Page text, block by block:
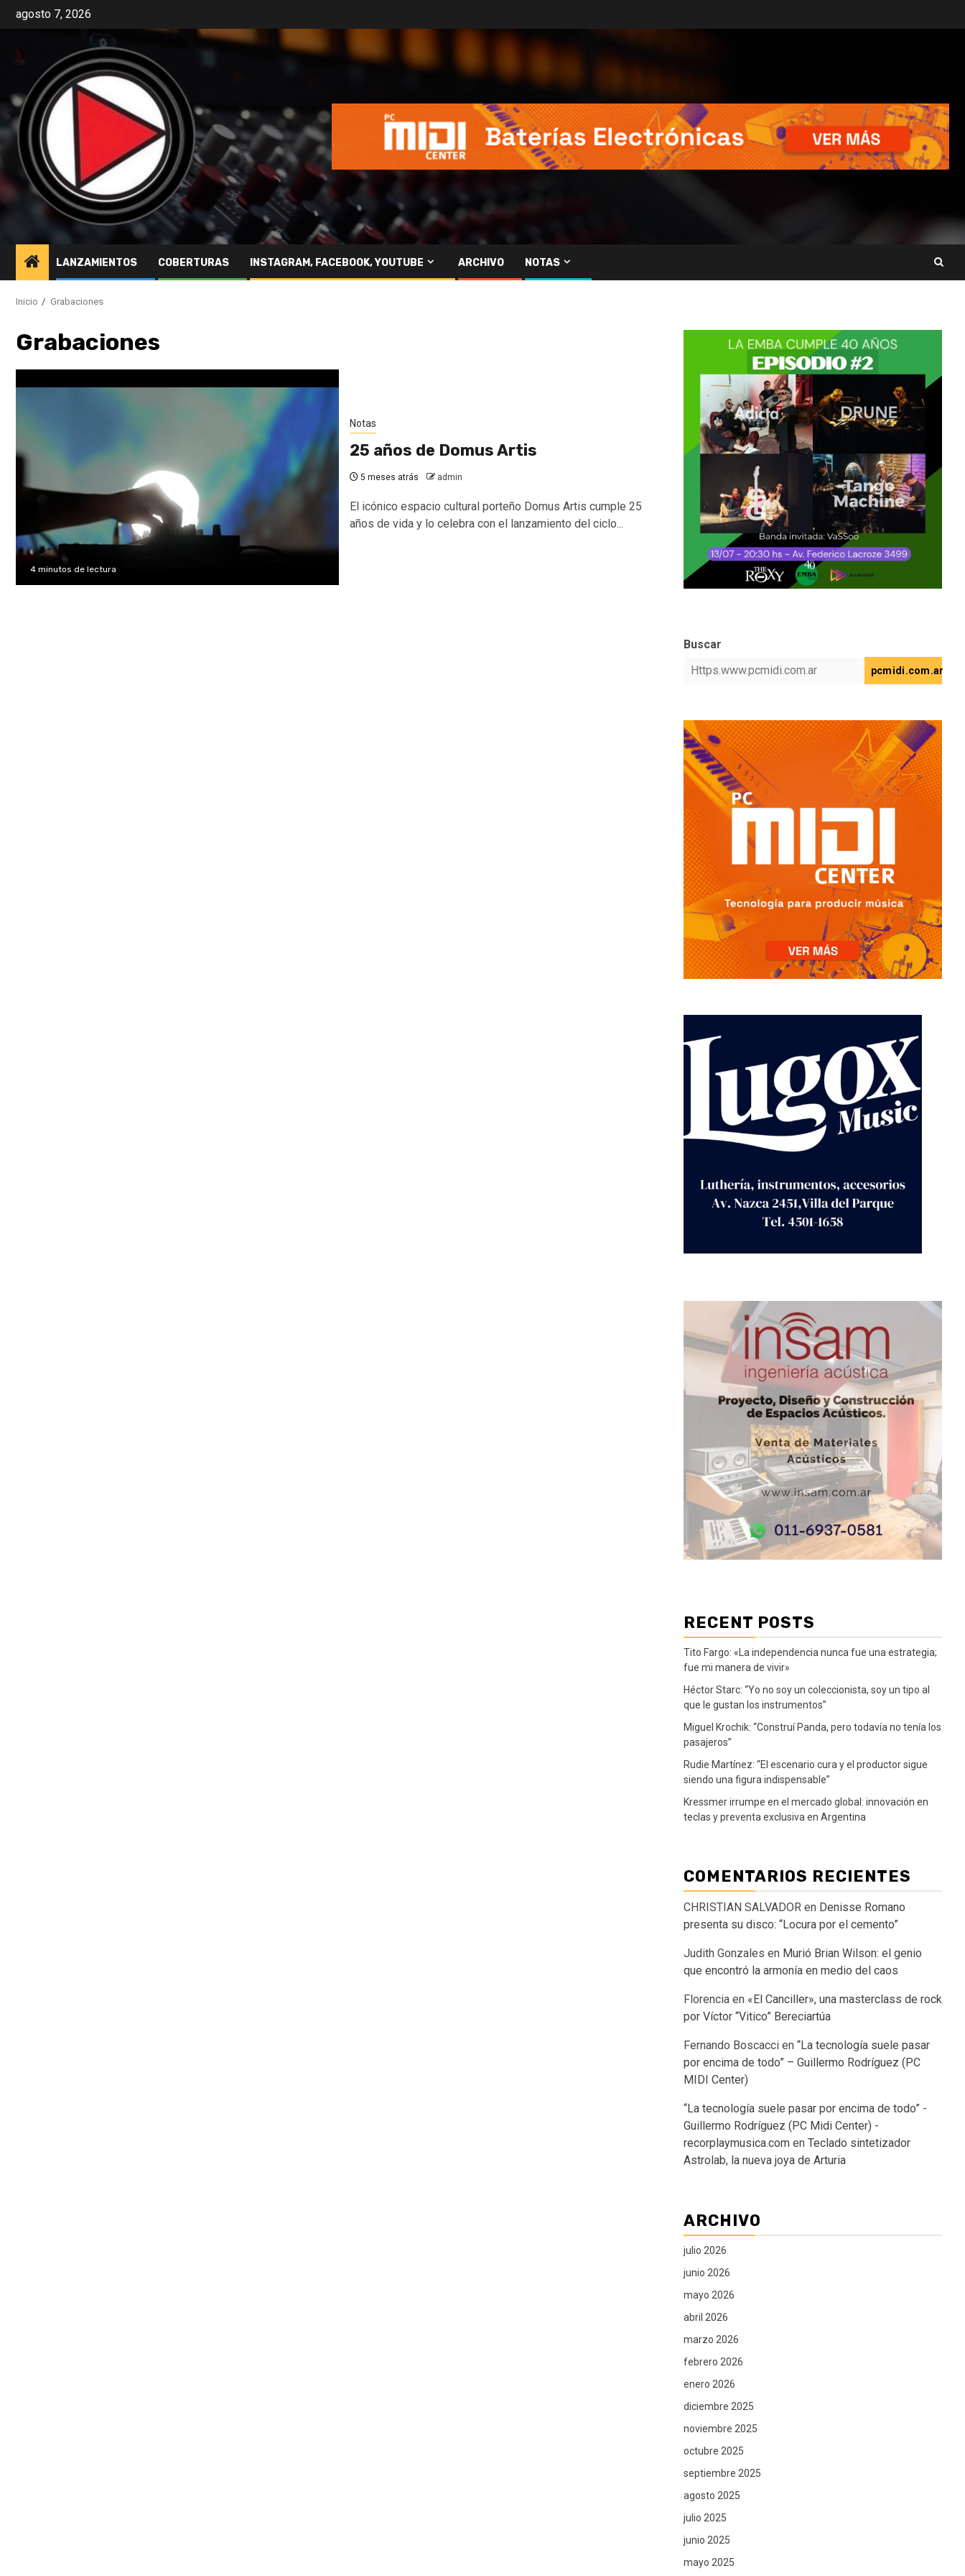
agosto 7, 2026
LANZAMIENTOS COBERTURAS INSTAGRAM, FACEBOOK, YOUTUBE ARCHIVO NOTAS
Inicio Grabaciones
Grabaciones
4 minutos de lectura
Notas
25 años de Domus Artis
5 meses atrás admin
El icónico espacio cultural porteño Domus Artis cumple 25
años de vida y lo celebra con el lanzamiento del ciclo...
Buscar
pcmidi.com.ar
RECENT POSTS
Tito Fargo: «La independencia nunca fue una estrategia;
fue mi manera de vivir»
Héctor Starc: “Yo no soy un coleccionista, soy un tipo al
que le gustan los instrumentos”
Miguel Krochik: “Construí Panda, pero todavía no tenía los
pasajeros”
Rudie Martínez: “El escenario cura y el productor sigue
siendo una figura indispensable”
Kressmer irrumpe en el mercado global: innovación en
teclas y preventa exclusiva en Argentina
COMENTARIOS RECIENTES
CHRISTIAN SALVADOR en Denisse Romano
presenta su disco: “Locura por el cemento”
Judith Gonzales en Murió Brian Wilson: el genio
que encontró la armonía en medio del caos
Florencia en «El Canciller», una masterclass de rock
por Víctor “Vitico” Bereciartúa
Fernando Boscacci en “La tecnología suele pasar
por encima de todo” – Guillermo Rodríguez (PC
MIDI Center)
“La tecnología suele pasar por encima de todo” -
Guillermo Rodríguez (PC Midi Center) -
recorplaymusica.com en Teclado sintetizador
Astrolab, la nueva joya de Arturia
ARCHIVO
julio 2026
junio 2026
mayo 2026
abril 2026
marzo 2026
febrero 2026
enero 2026
diciembre 2025
noviembre 2025
octubre 2025
septiembre 2025
agosto 2025
julio 2025
junio 2025
mayo 2025